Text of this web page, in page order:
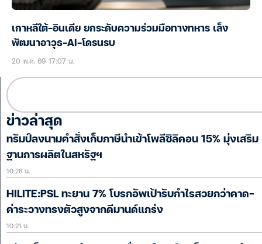
เกาหลีใต้-อินเดีย ยกระดับความร่วมมือทางทหาร เล็ง
พัฒนาอาวุธ-AI-โดรนรบ
20 พ.ค. 69 17:07 น.
ข่าวล่าสุด
ทรัมป์ลงนามคำสั่งเก็บภาษีนำเข้าโพลีซิลิคอน 15% มุ่งเสริม
ฐานการผลิตในสหรัฐฯ
10:28 น.
HILITE:PSL ทะยาน 7% โบรกอัพเป้ารับกำไรสวยกว่าคาด-
ค่าระวางทรงตัวสูงจากดีมานด์แกร่ง
10:21 น.